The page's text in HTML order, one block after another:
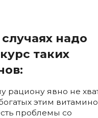
надо
таких
рациону явно не
этим
проблемы со